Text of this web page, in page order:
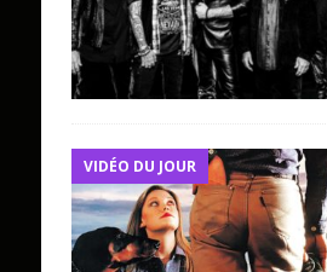
VIDÉO DU JOUR